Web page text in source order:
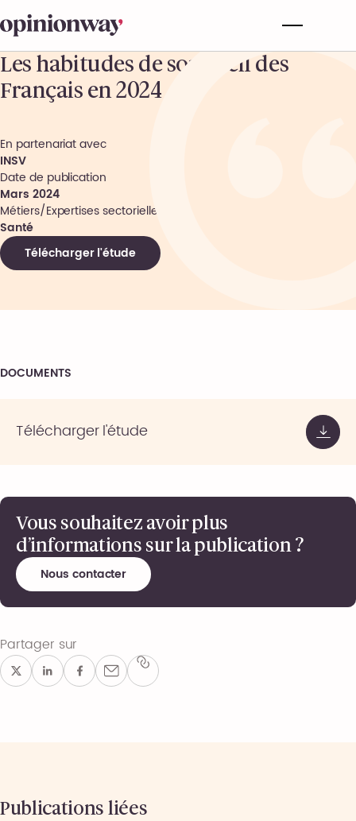
Les habitudes de sommeil des
Français en 2024
En partenariat avec
INSV
Date de publication
Mars 2024
Métiers/Expertises sectorielles
Santé
Télécharger l'étude
DOCUMENTS
Télécharger l'étude
Vous souhaitez avoir plus
d’informations sur la publication ?
Nous contacter
Partager sur
Publications liées